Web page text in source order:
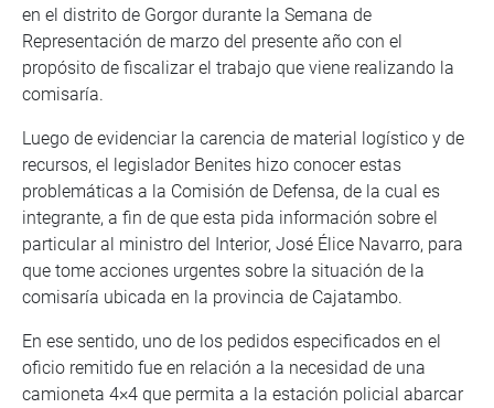
en el distrito de Gorgor durante la Semana de
Representación de marzo del presente año con el
propósito de fiscalizar el trabajo que viene realizando la
comisaría.
Luego de evidenciar la carencia de material logístico y de
recursos, el legislador Benites hizo conocer estas
problemáticas a la Comisión de Defensa, de la cual es
integrante, a fin de que esta pida información sobre el
particular al ministro del Interior, José Élice Navarro, para
que tome acciones urgentes sobre la situación de la
comisaría ubicada en la provincia de Cajatambo.
En ese sentido, uno de los pedidos especificados en el
oficio remitido fue en relación a la necesidad de una
camioneta 4×4 que permita a la estación policial abarcar